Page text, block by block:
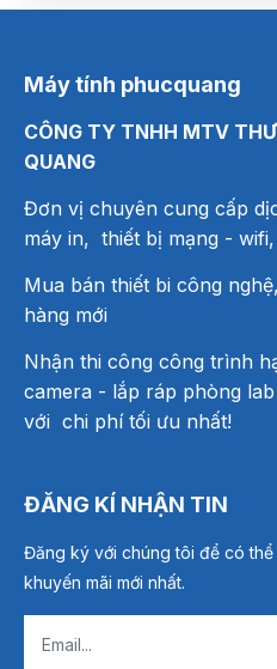
Máy tính phucquang
CÔNG TY TNHH MTV
QUANG
Đơn vị chuyên cung cấp
máy in, thiết bị mạng -
Mua bán thiết bi công
hàng mới
Nhận thi công công trình
camera - lắp ráp phòng
với chi phí tối ưu nhất!
ĐĂNG KÍ NHẬN TIN
Đăng ký với chúng tôi để có
khuyến mãi mới nhất.